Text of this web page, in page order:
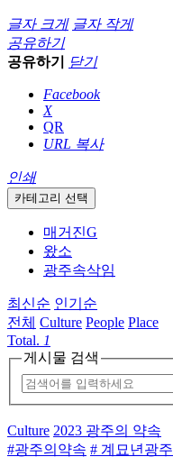
글자 크게 글자 작게
공유하기
공유하기
닫기
Facebook
X
QR
URL 복사
인쇄
카테고리 선택
매거진G
왔소
광주속삭임
최신순 인기순
전체 Culture People Place
Total. 1
게시물 검색
Culture 2023 광주의 약속
#광주의약속 # 계묘년광주